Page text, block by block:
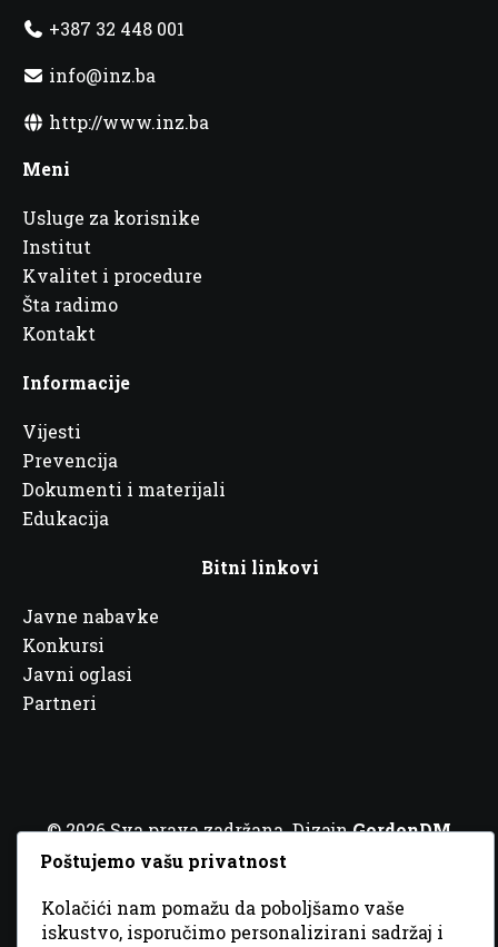
+387 32 448 001
info@inz.ba
http://www.inz.ba
Meni
Usluge za korisnike
Institut
Kvalitet i procedure
Šta radimo
Kontakt
Informacije
Vijesti
Prevencija
Dokumenti i materijali
Edukacija
Bitni linkovi
Javne nabavke
Konkursi
Javni oglasi
Partneri
© 2026 Sva prava zadržana. DizajnGordonDM
Poštujemo vašu privatnost
Kolačići nam pomažu da poboljšamo vaše
iskustvo, isporučimo personalizirani sadržaj i